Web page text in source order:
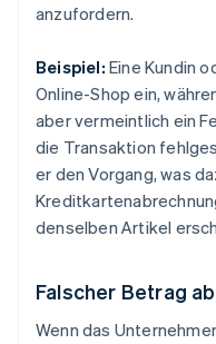
anzufordern.
Beispiel: Eine Kundin
Online-Shop ein,
aber vermeintlich ein
die Transaktion
er den Vorgang, was
denselben Artikel
Falscher Betrag
Wenn das